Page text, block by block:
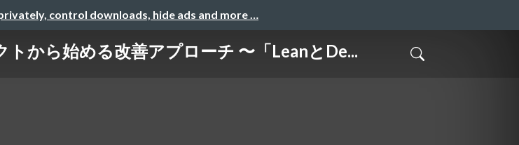
control downloads, hide ads and more …
から始める改善アプローチ 〜「LeanとDe...